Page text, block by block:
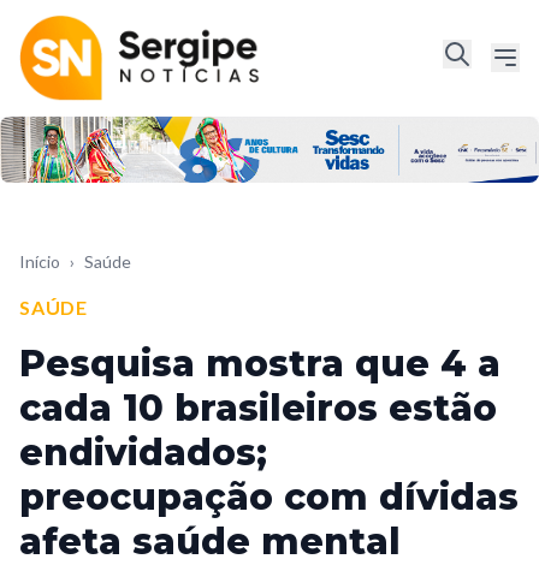
Início › Saúde
SAÚDE
Pesquisa mostra que 4 a
cada 10 brasileiros estão
endividados;
preocupação com dívidas
afeta saúde mental